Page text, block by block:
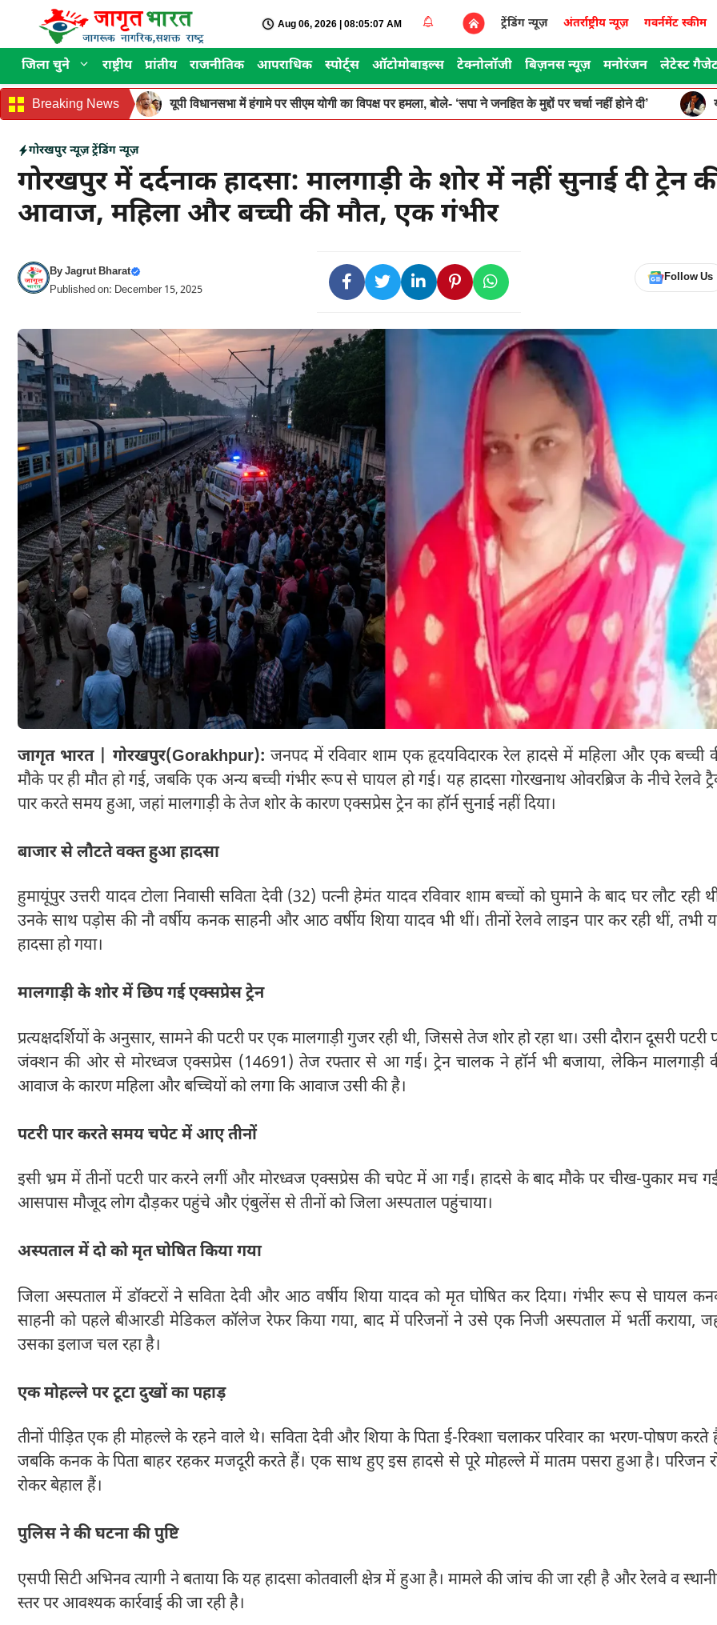
content
Aug 06, 2026 | 08:05:07 AM ट्रेंडिंग न्यूज़ अंतर्राष्ट्रीय न्यूज़ गवर्नमेंट स्कीम
जिला चुने राष्ट्रीय प्रांतीय राजनीतिक आपराधिक स्पोर्ट्स ऑटोमोबाइल्स टेक्नोलॉजी बिज़नस न्यूज़ मनोरंजन लेटेस्ट
Breaking News यूपी विधानसभा में हंगामे पर सीएम योगी का विपक्ष पर हमला, बोले- ‘सपा ने जनहित के मुद्दों पर चर्चा नहीं होने दी’
गोरखपुर न्यूज़ ट्रेंडिंग न्यूज़
गोरखपुर में दर्दनाक हादसा: मालगाड़ी के शोर में नहीं सुनाई दी ट्रेन
आवाज, महिला और बच्ची की मौत, एक गंभीर
ByJagrut Bharat
Published on: December 15, 2025
Follow Us
जागृत भारत | गोरखपुर(Gorakhpur): जनपद में रविवार शाम एक हृदयविदारक रेल हादसे में महिला और एक बच्ची
मौके पर ही मौत हो गई, जबकि एक अन्य बच्ची गंभीर रूप से घायल हो गई। यह हादसा गोरखनाथ ओवरब्रिज के नीचे रेलवे
पार करते समय हुआ, जहां मालगाड़ी के तेज शोर के कारण एक्सप्रेस ट्रेन का हॉर्न सुनाई नहीं दिया।
बाजार से लौटते वक्त हुआ हादसा
हुमायूंपुर उत्तरी यादव टोला निवासी सविता देवी (32) पत्नी हेमंत यादव रविवार शाम बच्चों को घुमाने के बाद घर लौट रही
उनके साथ पड़ोस की नौ वर्षीय कनक साहनी और आठ वर्षीय शिया यादव भी थीं। तीनों रेलवे लाइन पार कर रही थीं, तभी
हादसा हो गया।
मालगाड़ी के शोर में छिप गई एक्सप्रेस ट्रेन
प्रत्यक्षदर्शियों के अनुसार, सामने की पटरी पर एक मालगाड़ी गुजर रही थी, जिससे तेज शोर हो रहा था। उसी दौरान दूसरी पटरी
जंक्शन की ओर से मोरध्वज एक्सप्रेस (14691) तेज रफ्तार से आ गई। ट्रेन चालक ने हॉर्न भी बजाया, लेकिन मालगाड़ी
आवाज के कारण महिला और बच्चियों को लगा कि आवाज उसी की है।
पटरी पार करते समय चपेट में आए तीनों
इसी भ्रम में तीनों पटरी पार करने लगीं और मोरध्वज एक्सप्रेस की चपेट में आ गईं। हादसे के बाद मौके पर चीख-पुकार मच
आसपास मौजूद लोग दौड़कर पहुंचे और एंबुलेंस से तीनों को जिला अस्पताल पहुंचाया।
अस्पताल में दो को मृत घोषित किया गया
जिला अस्पताल में डॉक्टरों ने सविता देवी और आठ वर्षीय शिया यादव को मृत घोषित कर दिया। गंभीर रूप से घायल
साहनी को पहले बीआरडी मेडिकल कॉलेज रेफर किया गया, बाद में परिजनों ने उसे एक निजी अस्पताल में भर्ती कराया,
उसका इलाज चल रहा है।
एक मोहल्ले पर टूटा दुखों का पहाड़
तीनों पीड़ित एक ही मोहल्ले के रहने वाले थे। सविता देवी और शिया के पिता ई-रिक्शा चलाकर परिवार का भरण-पोषण करते
जबकि कनक के पिता बाहर रहकर मजदूरी करते हैं। एक साथ हुए इस हादसे से पूरे मोहल्ले में मातम पसरा हुआ है। परिजन
रोकर बेहाल हैं।
पुलिस ने की घटना की पुष्टि
एसपी सिटी अभिनव त्यागी ने बताया कि यह हादसा कोतवाली क्षेत्र में हुआ है। मामले की जांच की जा रही है और रेलवे व
स्तर पर आवश्यक कार्रवाई की जा रही है।